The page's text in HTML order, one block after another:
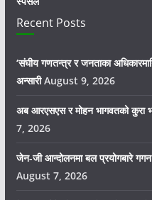
Recent Posts
‘संघीय गणतन्त्र र जनताका
अन्सारी August 9, 2026
अब आरएसएस र मोहन भागवतको कुरा
7, 2026
जेन-जी आन्दोलनमा बल प्रयोगबारे
August 7, 2026